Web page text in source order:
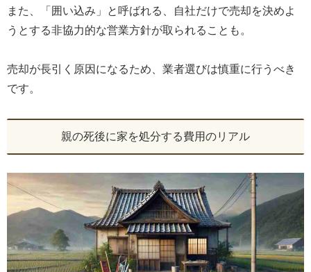
また、「囲い込み」と呼ばれる、自社だけで売却を決めよ
うとする非協力的な営業方針が取られることも。
売却が長引く原因になるため、業者選びは慎重に行うべき
です。
親の死後に家を処分する費用のリアル